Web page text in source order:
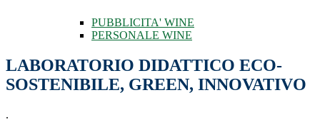
PUBBLICITA' WINE
PERSONALE WINE
LABORATORIO DIDATTICO ECO-
SOSTENIBILE, GREEN, INNOVATIVO
.